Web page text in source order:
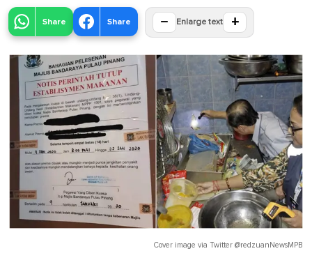
Share Share − Enlarge text +
Cover image via Twitter @redzuanNewsMPB